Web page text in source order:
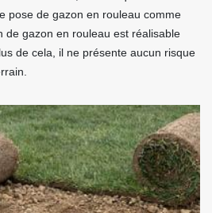
pose de gazon en rouleau comme
de gazon en rouleau est réalisable
de cela, il ne présente aucun risque